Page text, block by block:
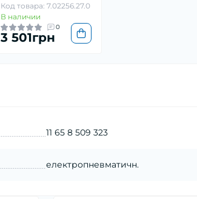
Код товара: 7.02256.27.0
В наличии
0
3 501грн
11 65 8 509 323
електропневматичн.